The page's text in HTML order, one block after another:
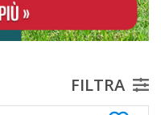
FILTRA